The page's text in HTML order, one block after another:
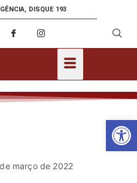
DISQUE 193
março de 2022